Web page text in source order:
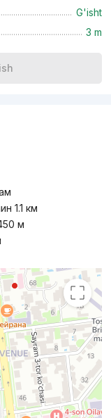
G'isht
3 m
1.1 км
м